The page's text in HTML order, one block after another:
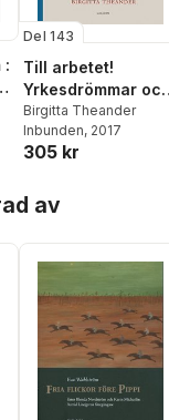
:
Del 143
Till arbetet!
Yrkesdrömmar
arbetsliv i
flickboken 1920-
Birgitta Theander
Inbunden, 2017
305 kr
av